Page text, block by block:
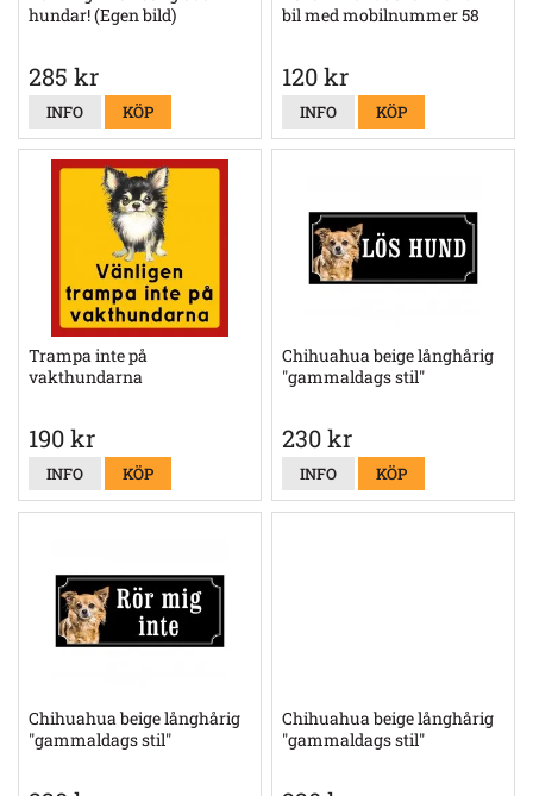
hundar! (Egen bild)
285 kr
INFO KÖP
bil med mobilnummer 58
120 kr
INFO KÖP
Trampa inte på
vakthundarna
190 kr
INFO KÖP
Chihuahua beige långhårig
"gammaldags stil"
230 kr
INFO KÖP
Chihuahua beige långhårig
"gammaldags stil"
Chihuahua beige långhårig
"gammaldags stil"